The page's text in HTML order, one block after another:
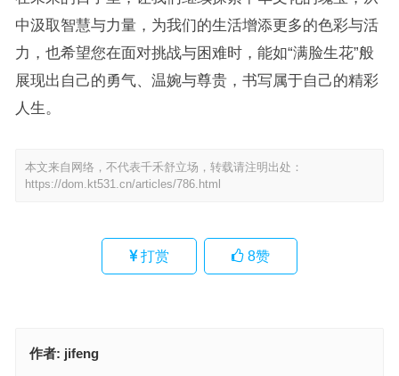
中汲取智慧与力量，为我们的生活增添更多的色彩与活
力，也希望您在面对挑战与困难时，能如“满脸生花”般
展现出自己的勇气、温婉与尊贵，书写属于自己的精彩
人生。
本文来自网络，不代表千禾舒立场，转载请注明出处：
https://dom.kt531.cn/articles/786.html
打赏 8赞
作者: jifeng